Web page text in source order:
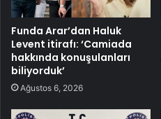
Funda Arar’dan Haluk
Levent itirafı: ‘Camiada
hakkında konuşulanları
biliyorduk’
Ağustos 6, 2026